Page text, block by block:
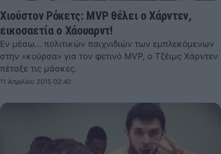
Χιούστον Ρόκετς: MVP θέλει ο Χάρντεν,
εικοσαετία ο Χάουαρντ!
Εν μέσω… πολιτικών παιχνιδιών των εμπλεκόμενων
στην «κούρσα» για τον φετινό MVP, ο Τζέιμς Χάρντεν
πέταξε τις μάσκες.
11 Απριλίου 2015 02:40